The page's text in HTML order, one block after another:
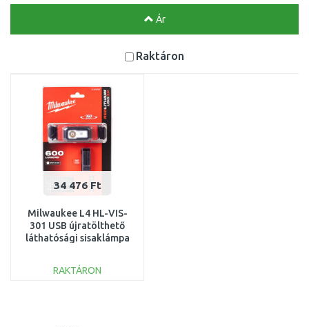
Ár
Raktáron
34 476 Ft
Milwaukee L4 HL-VIS-
301 USB újratölthető
láthatósági sisaklámpa
RAKTÁRON